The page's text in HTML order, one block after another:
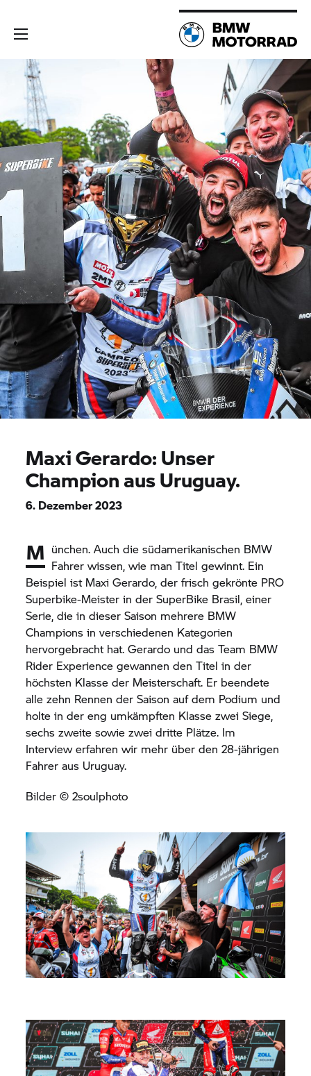
Maxi Gerardo: Unser
Champion aus Uruguay.
6. Dezember 2023
M ünchen. Auch die südamerikanischen BMW
Fahrer wissen, wie man Titel gewinnt. Ein
Beispiel ist Maxi Gerardo, der frisch gekrönte PRO
Superbike-Meister in der SuperBike Brasil, einer
Serie, die in dieser Saison mehrere BMW
Champions in verschiedenen Kategorien
hervorgebracht hat. Gerardo und das Team BMW
Rider Experience gewannen den Titel in der
höchsten Klasse der Meisterschaft. Er beendete
alle zehn Rennen der Saison auf dem Podium und
holte in der eng umkämpften Klasse zwei Siege,
sechs zweite sowie zwei dritte Plätze. Im
Interview erfahren wir mehr über den 28-jährigen
Fahrer aus Uruguay.
Bilder © 2soulphoto